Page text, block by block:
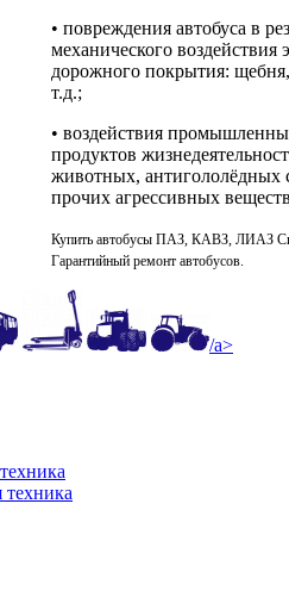
• повреждения автобуса в
механического воздействия
дорожного покрытия:
т.д.;
• воздействия
продуктов
животных, антигололёдных
прочих агрессивных
Купить автобусы ПАЗ, КАВЗ, ЛИАЗ
Гарантийный ремонт автобусов.
/a>
техника